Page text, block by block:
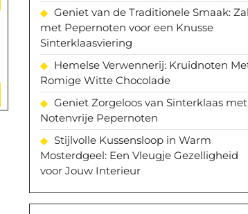
Geniet van de Traditionele Smaak:
met Pepernoten voor een Knusse
Sinterklaasviering
Hemelse Verwennerij: Kruidnoten
Romige Witte Chocolade
Geniet Zorgeloos van Sinterklaas met
Notenvrije Pepernoten
Stijlvolle Kussensloop in Warm
Mosterdgeel: Een Vleugje Gezelligheid
voor Jouw Interieur